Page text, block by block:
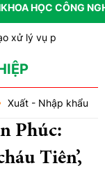
KHOA HỌC CÔNG
phá rừng tại lâm
tác chi trả tiền giao
Xuất - Nhập khẩu
Phúc:
Tiên’,